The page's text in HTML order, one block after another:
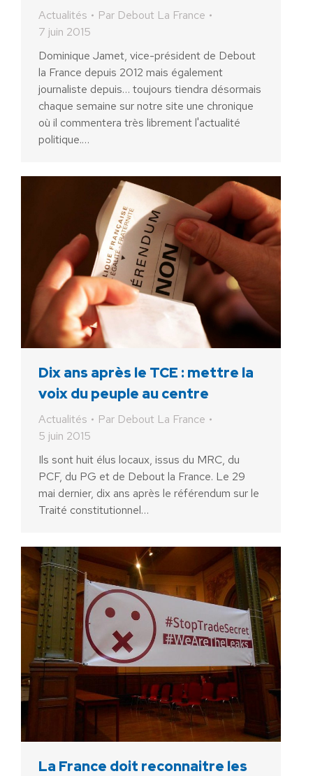
Actualités Par Debout La France
7 juin 2015
Dominique Jamet, vice-président de Debout
la France depuis 2012 mais également
journaliste depuis… toujours tiendra désormais
chaque semaine sur notre site une chronique
où il commentera très librement l'actualité
politique.…
Dix ans après le TCE : mettre la
voix du peuple au centre
Actualités Par Debout La France
5 juin 2015
Ils sont huit élus locaux, issus du MRC, du
PCF, du PG et de Debout la France. Le 29
mai dernier, dix ans après le référendum sur le
Traité constitutionnel…
La France doit reconnaitre les